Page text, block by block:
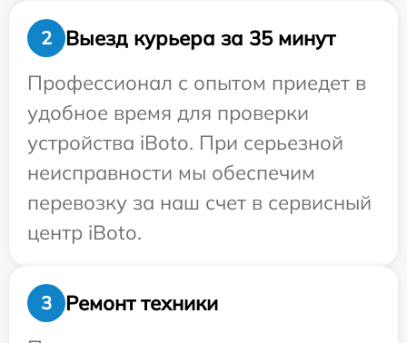
2
Выезд курьера за 35 минут
Профессионал с опытом приедет в
удобное время для проверки
устройства iBoto. При серьезной
неисправности мы обеспечим
перевозку за наш счет в сервисный
центр iBoto.
3
Ремонт техники